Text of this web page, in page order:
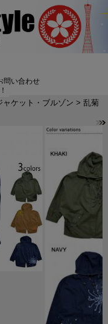
問い合わせ
ャケット・ブルゾン > 乱菊